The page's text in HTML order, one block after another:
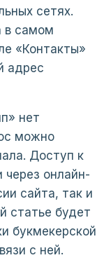
сетях.
в самом
«Контакты»
адрес
нет
можно
Доступ к
онлайн-
сайта, так и
статье будет
букмекерской
с ней.